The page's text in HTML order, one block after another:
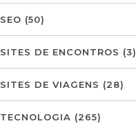
SEO (50)
SITES DE ENCONTROS (3)
SITES DE VIAGENS (28)
TECNOLOGIA (265)